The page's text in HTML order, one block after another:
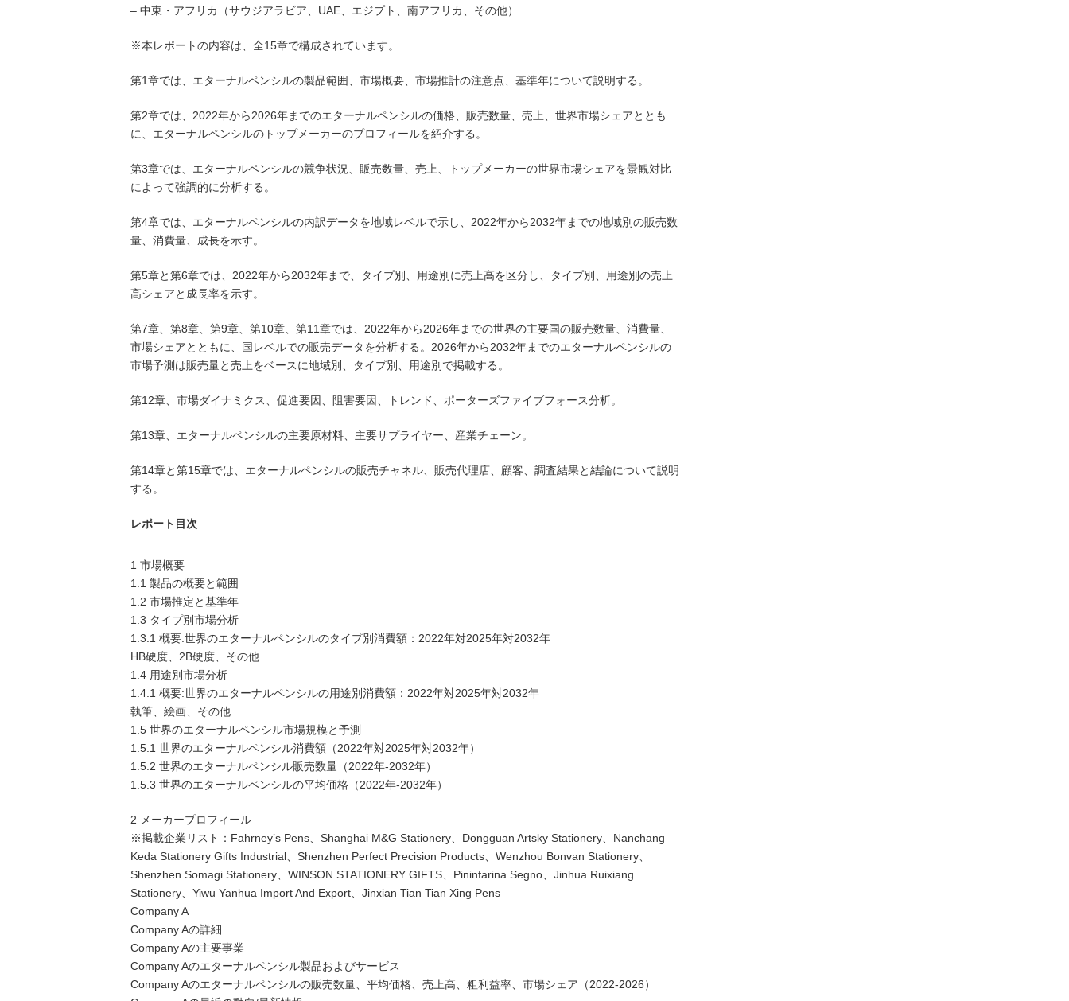
– 中東・アフリカ（サウジアラビア、UAE、エジプト、南アフリカ、その他）
※本レポートの内容は、全15章で構成されています。
第1章では、エターナルペンシルの製品範囲、市場概要、市場推計の注意点、基準年について説明する。
第2章では、2022年から2026年までのエターナルペンシルの価格、販売数量、売上、世界市場シェアととも
に、エターナルペンシルのトップメーカーのプロフィールを紹介する。
第3章では、エターナルペンシルの競争状況、販売数量、売上、トップメーカーの世界市場シェアを景観対比
によって強調的に分析する。
第4章では、エターナルペンシルの内訳データを地域レベルで示し、2022年から2032年までの地域別の販売数
量、消費量、成長を示す。
第5章と第6章では、2022年から2032年まで、タイプ別、用途別に売上高を区分し、タイプ別、用途別の売上
高シェアと成長率を示す。
第7章、第8章、第9章、第10章、第11章では、2022年から2026年までの世界の主要国の販売数量、消費量、
市場シェアとともに、国レベルでの販売データを分析する。2026年から2032年までのエターナルペンシルの
市場予測は販売量と売上をベースに地域別、タイプ別、用途別で掲載する。
第12章、市場ダイナミクス、促進要因、阻害要因、トレンド、ポーターズファイブフォース分析。
第13章、エターナルペンシルの主要原材料、主要サプライヤー、産業チェーン。
第14章と第15章では、エターナルペンシルの販売チャネル、販売代理店、顧客、調査結果と結論について説明
する。
レポート目次
1 市場概要
1.1 製品の概要と範囲
1.2 市場推定と基準年
1.3 タイプ別市場分析
1.3.1 概要:世界のエターナルペンシルのタイプ別消費額：2022年対2025年対2032年
HB硬度、2B硬度、その他
1.4 用途別市場分析
1.4.1 概要:世界のエターナルペンシルの用途別消費額：2022年対2025年対2032年
執筆、絵画、その他
1.5 世界のエターナルペンシル市場規模と予測
1.5.1 世界のエターナルペンシル消費額（2022年対2025年対2032年）
1.5.2 世界のエターナルペンシル販売数量（2022年-2032年）
1.5.3 世界のエターナルペンシルの平均価格（2022年-2032年）
2 メーカープロフィール
※掲載企業リスト：Fahrney’s Pens、Shanghai M&G Stationery、Dongguan Artsky Stationery、Nanchang
Keda Stationery Gifts Industrial、Shenzhen Perfect Precision Products、Wenzhou Bonvan Stationery、
Shenzhen Somagi Stationery、WINSON STATIONERY GIFTS、Pininfarina Segno、Jinhua Ruixiang
Stationery、Yiwu Yanhua Import And Export、Jinxian Tian Tian Xing Pens
Company A
Company Aの詳細
Company Aの主要事業
Company Aのエターナルペンシル製品およびサービス
Company Aのエターナルペンシルの販売数量、平均価格、売上高、粗利益率、市場シェア（2022-2026）